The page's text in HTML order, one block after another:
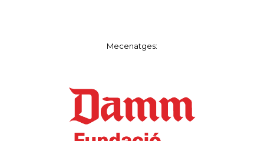
Mecenatges: